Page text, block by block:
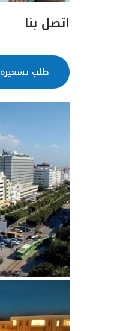
اتصل بنا
طلب تسعيرة